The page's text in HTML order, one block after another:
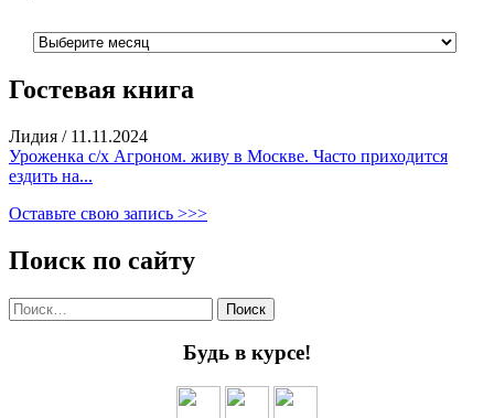
Архивы
Гостевая книга
Лидия / 11.11.2024
Уроженка с/х Агроном. живу в Москве. Часто приходится
ездить на...
Оставьте свою запись >>>
Поиск по сайту
Найти:
Будь в курсе!